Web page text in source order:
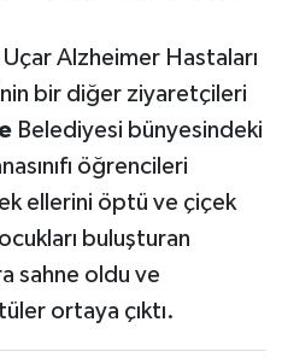
Alzheimer Hastaları
bir diğer ziyaretçileri
Belediyesi bünyesindeki
öğrencileri
ellerini öptü ve çiçek
buluşturan
sahne oldu ve
ortaya çıktı.